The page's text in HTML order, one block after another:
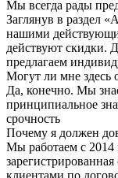
Мы всегда рады
Заглянув в раздел
нашими
действуют скидки.
предлагаем
Могут ли мне здесь
Да, конечно. Мы
принципиальное
срочность
Почему я должен
Мы работаем с 2014